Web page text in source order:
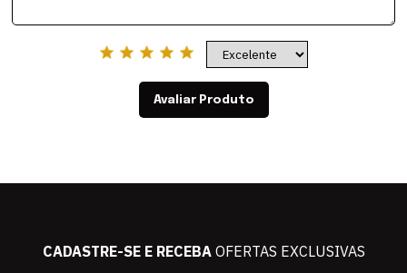
Avaliar Produto
CADASTRE-SE E RECEBAOFERTAS EXCLUSIVAS